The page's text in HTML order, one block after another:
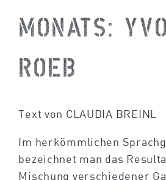
Monats:
Roeb
Text von CLAUDIA BREINL
Im herkömmlichen
bezeichnet man das
Mischung verschiedener